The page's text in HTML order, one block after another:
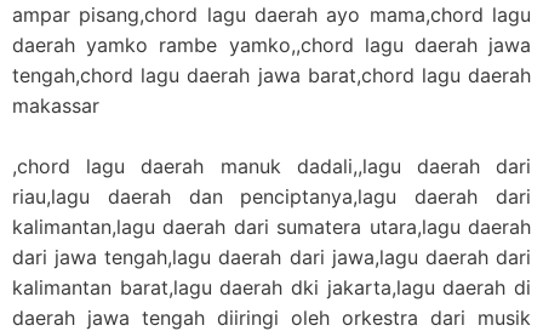
ampar pisang,chord lagu daerah ayo mama,chord lagu
daerah yamko rambe yamko,,chord lagu daerah jawa
tengah,chord lagu daerah jawa barat,chord lagu daerah
makassar
,chord lagu daerah manuk dadali,,lagu daerah dari
riau,lagu daerah dan penciptanya,lagu daerah dari
kalimantan,lagu daerah dari sumatera utara,lagu daerah
dari jawa tengah,lagu daerah dari jawa,lagu daerah dari
kalimantan barat,lagu daerah dki jakarta,lagu daerah di
daerah jawa tengah diiringi oleh orkestra dari musik